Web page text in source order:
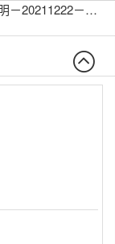
110-1－醫病風險數據與醫療照護管理－連賢明－20211222－透過健保數據討論醫療政策-1